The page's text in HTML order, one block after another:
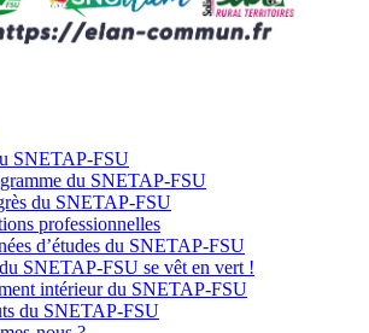
SNETAP-FSU
du SNETAP-FSU
du SNETAP-FSU
professionnelles
d’études du SNETAP-FSU
SNETAP-FSU se vêt en vert !
intérieur du SNETAP-FSU
du SNETAP-FSU